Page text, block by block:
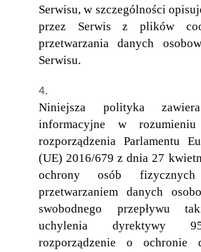
Serwisu, w szczególności
przez Serwis z plików
przetwarzania danych
Serwisu.
Niniejsza polityka
informacyjne w
rozporządzenia Parlamentu
(UE) 2016/679 z dnia 27
ochrony osób
przetwarzaniem danych
swobodnego przepływu
uchylenia dyrektywy
rozporządzenie o ochronie